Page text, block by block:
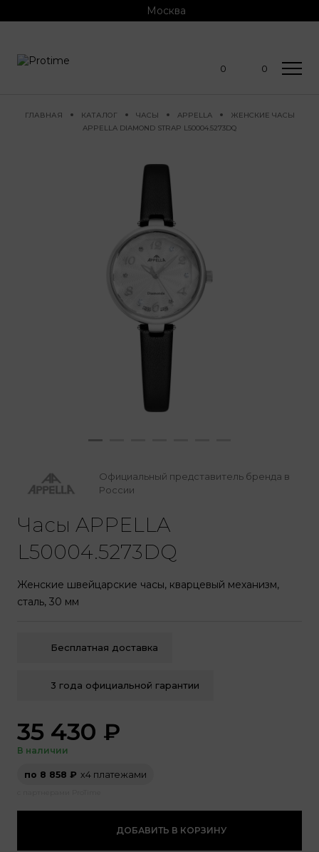
Москва
0 0
ГЛАВНАЯ КАТАЛОГ ЧАСЫ APPELLA
ЖЕНСКИЕ ЧАСЫ
APPELLA DIAMOND STRAP L50004.5273DQ
Официальный представитель бренда в
России
Часы APPELLA
L50004.5273DQ
Женские швейцарские часы, кварцевый механизм,
сталь, 30 мм
Бесплатная доставка
3 года официальной гарантии
35 430 ₽
В наличии
по 8 858 ₽ х4 платежами
ДОБАВИТЬ В КОРЗИНУ